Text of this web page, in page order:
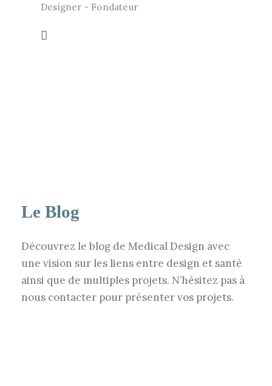
Designer - Fondateur
Le Blog
Découvrez le blog de Medical Design avec
une vision sur les liens entre design et santé
ainsi que de multiples projets. N’hésitez pas à
nous contacter pour présenter vos projets.